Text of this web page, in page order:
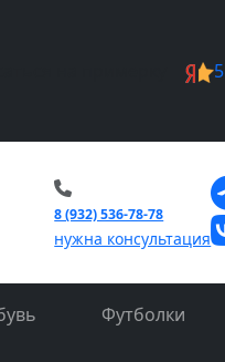
5
8 (932) 536-78-78
нужна консультация
Футболки